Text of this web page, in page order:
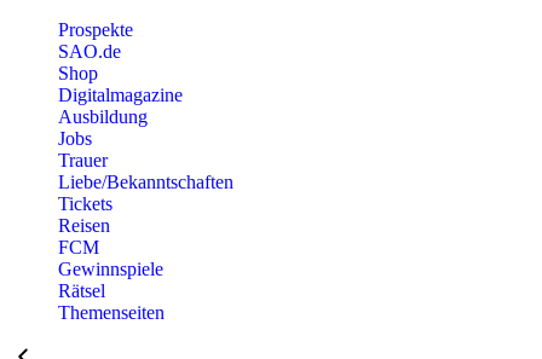
Prospekte
SAO.de
Shop
Digitalmagazine
Ausbildung
Jobs
Trauer
Liebe/Bekanntschaften
Tickets
Reisen
FCM
Gewinnspiele
Rätsel
Themenseiten